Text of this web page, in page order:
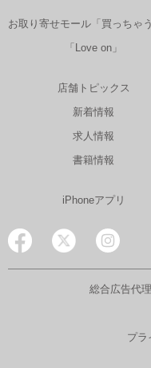
お取り寄せモール「買っちゃ
「Love on」
店舗トピックス
新着情報
求人情報
書籍情報
iPhoneアプリ
総合広告代
プラ